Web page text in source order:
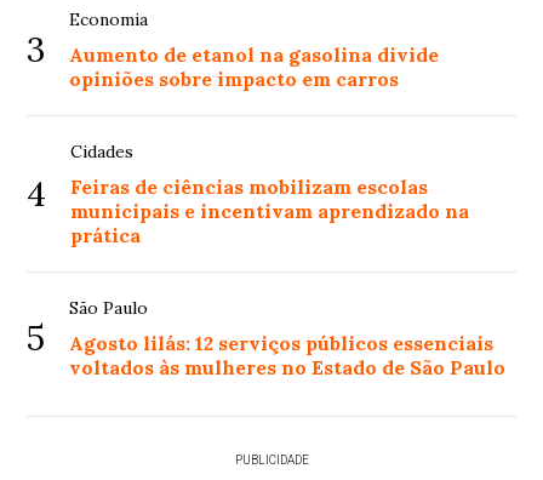
3
Economia
Aumento de etanol na gasolina divide
opiniões sobre impacto em carros
4
Cidades
Feiras de ciências mobilizam escolas
municipais e incentivam aprendizado na
prática
5
São Paulo
Agosto lilás: 12 serviços públicos essenciais
voltados às mulheres no Estado de São Paulo
PUBLICIDADE